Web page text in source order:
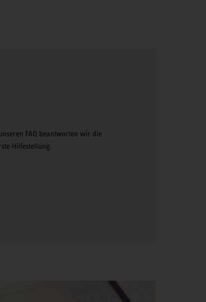
FAQ beantworten wir die
Hilfestellung.